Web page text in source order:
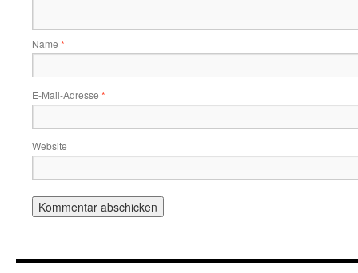
Name *
E-Mail-Adresse *
Website